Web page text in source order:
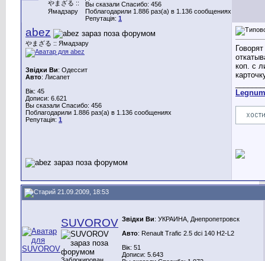
やまざる ::
Ямадзару
Вы сказали Спасибо: 456
Поблагодарили 1.886 раз(а) в 1.136 сообщениях
Репутація: 1
abez
やまざる :: Ямадзару
Звідки Ви: Одессит
Авто: Лисапет
Вік: 45
Дописи: 6.621
Вы сказали Спасибо: 456
Поблагодарили 1.886 раз(а) в 1.136 сообщениях
Репутація: 1
коп. с
Legnum
21.09.2009, 18:53
SUVOROV
Заблокирован
Звідки Ви: УКРАИНА, Днепропетровск
Авто: Renault Trafic 2.5 dci 140 H2-L2
Вік: 51
Дописи: 5.643